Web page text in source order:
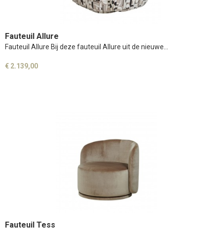
Fauteuil Allure
Fauteuil Allure Bij deze fauteuil Allure uit de nieuwe…
€ 2.139,00
Fauteuil Tess